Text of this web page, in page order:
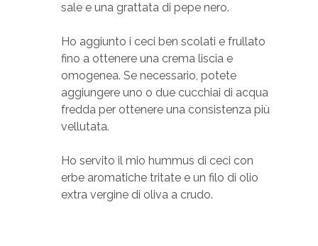
sale e una grattata di pepe nero.
Ho aggiunto i ceci ben scolati e frullato
fino a ottenere una crema liscia e
omogenea. Se necessario, potete
aggiungere uno o due cucchiai di acqua
fredda per ottenere una consistenza più
vellutata.
Ho servito il mio hummus di ceci con
erbe aromatiche tritate e un filo di olio
extra vergine di oliva a crudo.